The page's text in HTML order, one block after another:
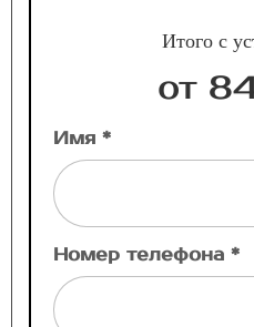
Итого с
от
Имя *
Номер телефона *